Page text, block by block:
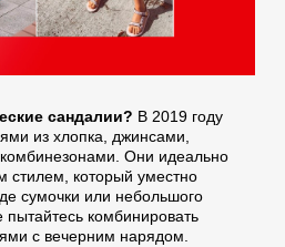
сандалии? В 2019 году
из хлопка, джинсами,
Они идеально
стилем, который уместно
сумочки или небольшого
комбинировать
с вечерним нарядом.